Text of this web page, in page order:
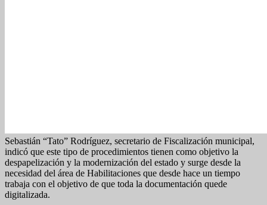
Sebastián “Tato” Rodríguez, secretario de Fiscalización municipal,
indicó que este tipo de procedimientos tienen como objetivo la
despapelización y la modernización del estado y surge desde la
necesidad del área de Habilitaciones que desde hace un tiempo
trabaja con el objetivo de que toda la documentación quede
digitalizada.